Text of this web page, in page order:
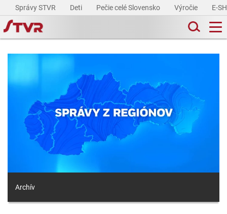
Správy STVR Deti Pečie celé Slovensko Výročie E-
Archív